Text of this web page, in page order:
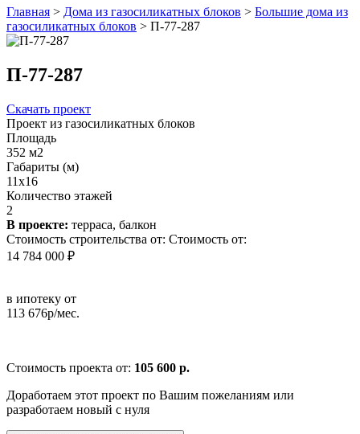
Главная > Дома из газосиликатных блоков > Большие дома из
газосиликатных блоков > П-77-287
П-77-287
Скачать проект
Проект из газосиликатных блоков
Площадь
352 м2
Габариты (м)
11x16
Количество этажей
2
В проекте: терраса, балкон
Стоимость строительства от: Стоимость от:
14 784 000 ₽
в ипотеку от
113 676р/мес.
Стоимость проекта от: 105 600 р.
Доработаем этот проект по Вашим пожеланиям или
разработаем новый с нуля